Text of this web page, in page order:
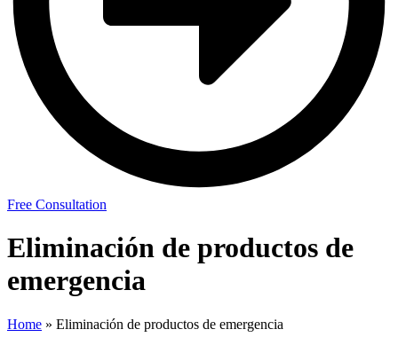
Free Consultation
Eliminación de productos de
emergencia
Home » Eliminación de productos de emergencia